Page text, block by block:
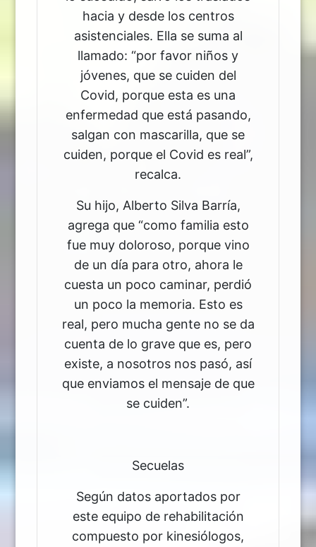
hacia y desde los centros
asistenciales. Ella se suma al
llamado: “por favor niños y
jóvenes, que se cuiden del
Covid, porque esta es una
enfermedad que está pasando,
salgan con mascarilla, que se
cuiden, porque el Covid es real”,
recalca.
Su hijo, Alberto Silva Barría,
agrega que “como familia esto
fue muy doloroso, porque vino
de un día para otro, ahora le
cuesta un poco caminar, perdió
un poco la memoria. Esto es
real, pero mucha gente no se da
cuenta de lo grave que es, pero
existe, a nosotros nos pasó, así
que enviamos el mensaje de que
se cuiden”.
Secuelas
Según datos aportados por
este equipo de rehabilitación
compuesto por kinesiólogos,